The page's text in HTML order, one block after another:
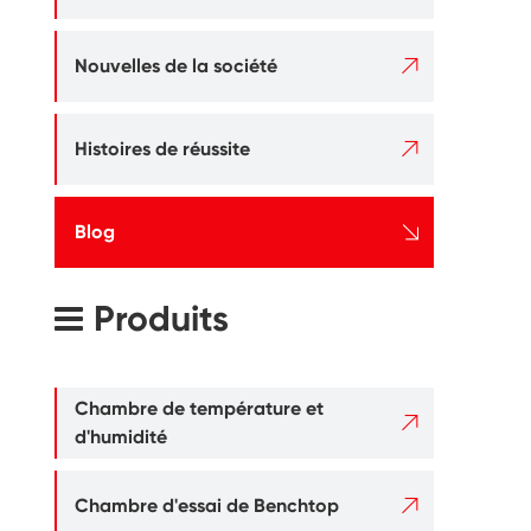
Nouvelles de la société 
Histoires de réussite 
Blog 
Produits
Chambre de température et
d'humidité

Chambre d'essai de Benchtop 